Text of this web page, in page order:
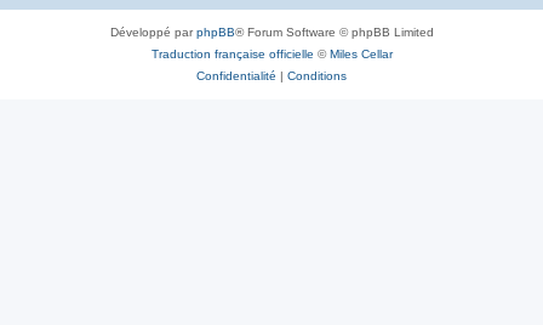
Développé parphpBB® Forum Software © phpBB Limited
Traduction française officielle ©Miles Cellar
Confidentialité | Conditions